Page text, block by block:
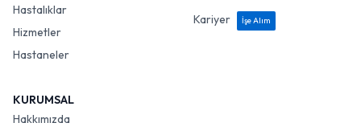
Hastalıklar
Hizmetler
Hastaneler
Kariyer
İşe Alım
KURUMSAL
Hakkımızda